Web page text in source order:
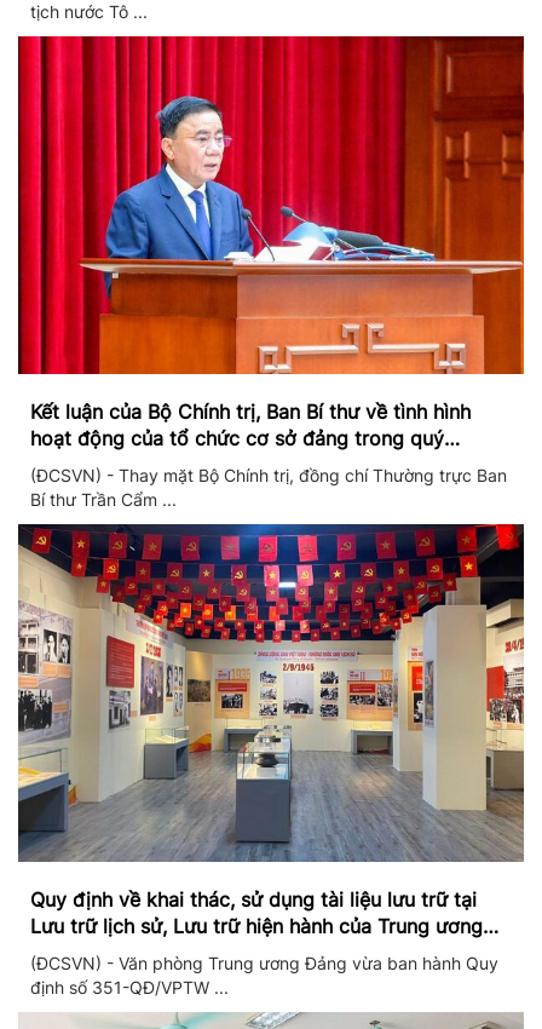
tịch nước Tô ...
Kết luận của Bộ Chính trị, Ban Bí thư về tình hình
hoạt động của tổ chức cơ sở đảng trong quý
II/2026
(ĐCSVN) - Thay mặt Bộ Chính trị, đồng chí Thường trực Ban
Bí thư Trần Cẩm ...
Quy định về khai thác, sử dụng tài liệu lưu trữ tại
Lưu trữ lịch sử, Lưu trữ hiện hành của Trung ương
Đảng và Văn phòng Trung ương Đảng
(ĐCSVN) - Văn phòng Trung ương Đảng vừa ban hành Quy
định số 351-QĐ/VPTW ...